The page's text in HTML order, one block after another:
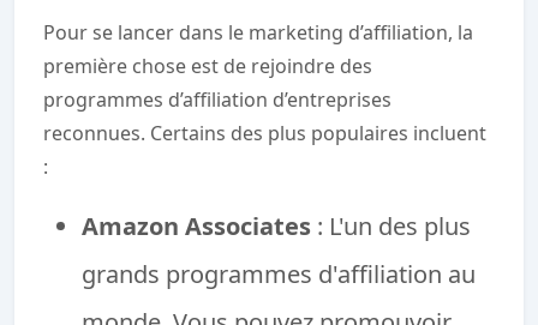
Pour se lancer dans le marketing d’affiliation, la
première chose est de rejoindre des
programmes d’affiliation d’entreprises
reconnues. Certains des plus populaires incluent
:
Amazon Associates : L'un des plus
grands programmes d'affiliation au